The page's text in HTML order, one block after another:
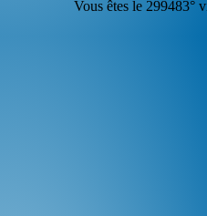
Vous êtes le 299483°